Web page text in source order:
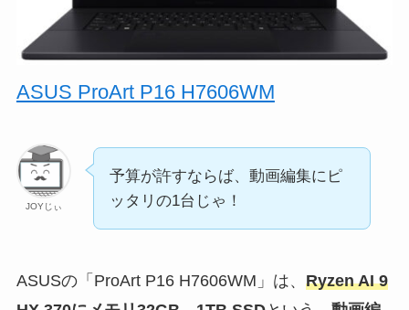
ASUS ProArt P16 H7606WM
JOYじぃ
予算が許すならば、動画編集にピ
ッタリの1台じゃ！
ASUSの「ProArt P16 H7606WM」は、 Ryzen AI 9